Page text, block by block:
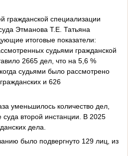
гражданской специализации
Этманова Т.Е. Татьяна
итоговые показатели:
судьями гражданской
2665 дел, что на 5,6 %
судьями было рассмотрено
и 626
уменьшилось количество дел,
суда второй инстанции. В 2025
дела.
было подвергнуто 129 лиц, из